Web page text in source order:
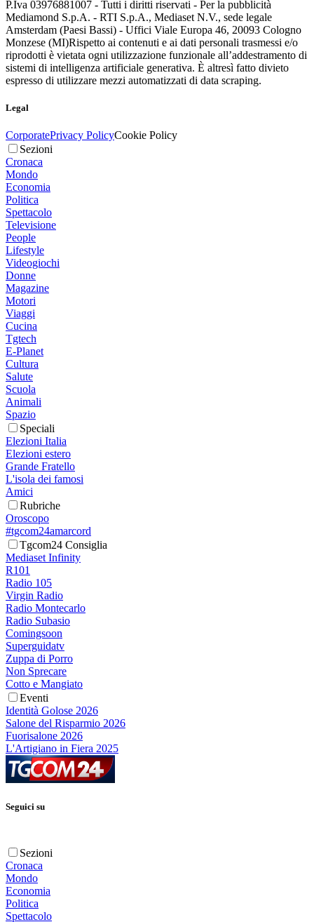
P.Iva 03976881007 - Tutti i diritti riservati - Per la pubblicità
Mediamond S.p.A. - RTI S.p.A., Mediaset N.V., sede legale
Amsterdam (Paesi Bassi) - Uffici Viale Europa 46, 20093 Cologno
Monzese (MI)Rispetto ai contenuti e ai dati personali trasmessi e/o
riprodotti è vietata ogni utilizzazione funzionale all’addestramento di
sistemi di intelligenza artificiale generativa. È altresì fatto divieto
espresso di utilizzare mezzi automatizzati di data scraping.
Legal
CorporatePrivacy PolicyCookie Policy
Sezioni
Cronaca
Mondo
Economia
Politica
Spettacolo
Televisione
People
Lifestyle
Videogiochi
Donne
Magazine
Motori
Viaggi
Cucina
Tgtech
E-Planet
Cultura
Salute
Scuola
Animali
Spazio
Speciali
Elezioni Italia
Elezioni estero
Grande Fratello
L'isola dei famosi
Amici
Rubriche
Oroscopo
#tgcom24amarcord
Tgcom24 Consiglia
Mediaset Infinity
R101
Radio 105
Virgin Radio
Radio Montecarlo
Radio Subasio
Comingsoon
Superguidatv
Zuppa di Porro
Non Sprecare
Cotto e Mangiato
Eventi
Identità Golose 2026
Salone del Risparmio 2026
Fuorisalone 2026
L'Artigiano in Fiera 2025
Seguici su
Sezioni
Cronaca
Mondo
Economia
Politica
Spettacolo